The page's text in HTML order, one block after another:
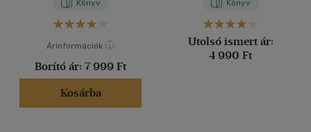
Könyv
Árinformációk
Borító ár: 7 999 Ft
Kosárba
Könyv
Utolsó ismert ár:
4 990 Ft